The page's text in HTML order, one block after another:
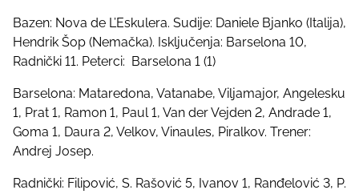
Bazen: Nova de L’Eskulera. Sudije: Daniele Bjanko (Italija),
Hendrik Šop (Nemačka). Isključenja: Barselona 10,
Radnički 11. Peterci: Barselona 1 (1)
Barselona: Mataredona, Vatanabe, Viljamajor, Angelesku
1, Prat 1, Ramon 1, Paul 1, Van der Vejden 2, Andrade 1,
Goma 1, Daura 2, Velkov, Vinaules, Piralkov. Trener:
Andrej Josep.
Radnički: Filipović, S. Rašović 5, Ivanov 1, Ranđelović 3, P.